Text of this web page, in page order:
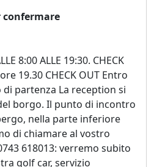
confermare
8:00 ALLE 19:30. CHECK
19.30 CHECK OUT Entro
partenza La reception si
borgo. Il punto di incontro
nella parte inferiore
di chiamare al vostro
618013: verremo subito
golf car, servizio